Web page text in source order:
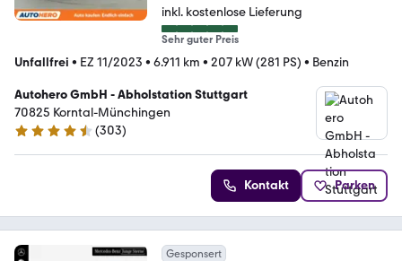
inkl. kostenlose Lieferung
Sehr guter Preis
Unfallfrei • EZ 11/2023 • 6.911 km • 207 kW (281 PS) • Benzin
Autohero GmbH - Abholstation Stuttgart
70825 Korntal-Münchingen
4.4 Sterne
(303)
Kontakt Parken
Gesponsert